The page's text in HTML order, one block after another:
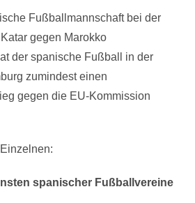
Fußballmannschaft bei der
gegen Marokko
der spanische Fußball in der
zumindest einen
gegen die EU-Kommission
spanischer Fußballvereine